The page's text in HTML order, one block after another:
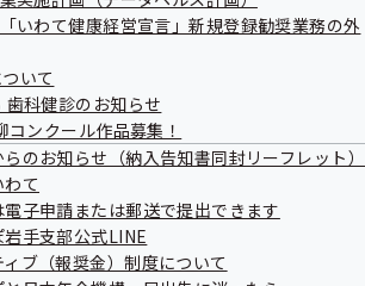
いわて健康経営宣言」新規登録勧奨業務の外
いて
科健診のお知らせ
ンクール作品募集！
のお知らせ（納入告知書同封リーフレット）
て
子申請または郵送で提出できます
手支部公式LINE
ブ（報奨金）制度について
アワード2024 受賞事業
た
ける健診事後の状況確